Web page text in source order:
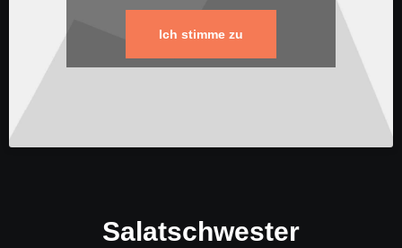
Ich stimme zu
Salatschwester